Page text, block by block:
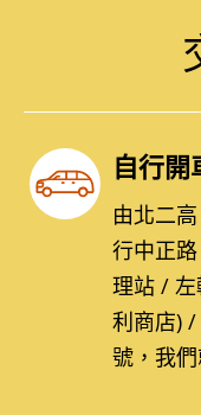
自行開
由北二
行中正
理站 / 左
利商店)
號，我